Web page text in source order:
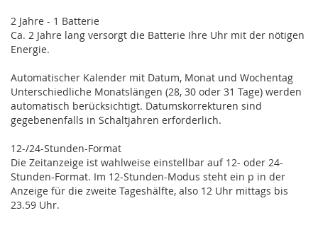
2 Jahre - 1 Batterie
Ca. 2 Jahre lang versorgt die Batterie Ihre Uhr mit der nötigen
Energie.
Automatischer Kalender mit Datum, Monat und Wochentag
Unterschiedliche Monatslängen (28, 30 oder 31 Tage) werden
automatisch berücksichtigt. Datumskorrekturen sind
gegebenenfalls in Schaltjahren erforderlich.
12-/24-Stunden-Format
Die Zeitanzeige ist wahlweise einstellbar auf 12- oder 24-
Stunden-Format. Im 12-Stunden-Modus steht ein p in der
Anzeige für die zweite Tageshälfte, also 12 Uhr mittags bis
23.59 Uhr.